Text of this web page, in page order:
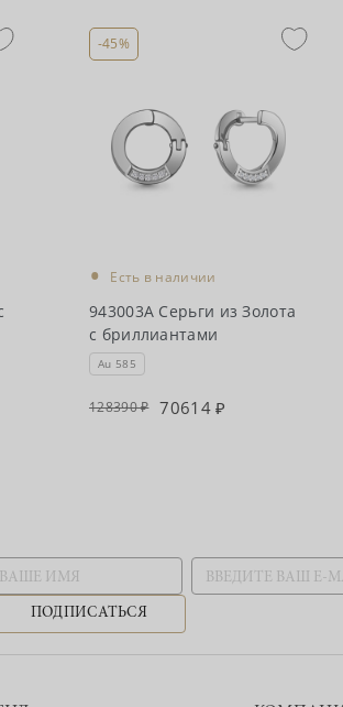
-45%
• Есть в наличии
943003А Серьги из Золота
с бриллиантами
Au 585
128390 70614
ПОДПИСАТЬСЯ